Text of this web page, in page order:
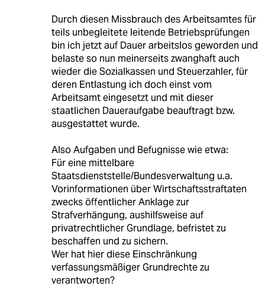
Durch diesen Missbrauch des Arbeitsamtes für
teils unbegleitete leitende Betriebsprüfungen
bin ich jetzt auf Dauer arbeitslos geworden und
belaste so nun meinerseits zwanghaft auch
wieder die Sozialkassen und Steuerzahler, für
deren Entlastung ich doch einst vom
Arbeitsamt eingesetzt und mit dieser
staatlichen Daueraufgabe beauftragt bzw.
ausgestattet wurde.
Also Aufgaben und Befugnisse wie etwa:
Für eine mittelbare
Staatsdienststelle/Bundesverwaltung u.a.
Vorinformationen über Wirtschaftsstraftaten
zwecks öffentlicher Anklage zur
Strafverhängung, aushilfsweise auf
privatrechtlicher Grundlage, befristet zu
beschaffen und zu sichern.
Wer hat hier diese Einschränkung
verfassungsmäßiger Grundrechte zu
verantworten?